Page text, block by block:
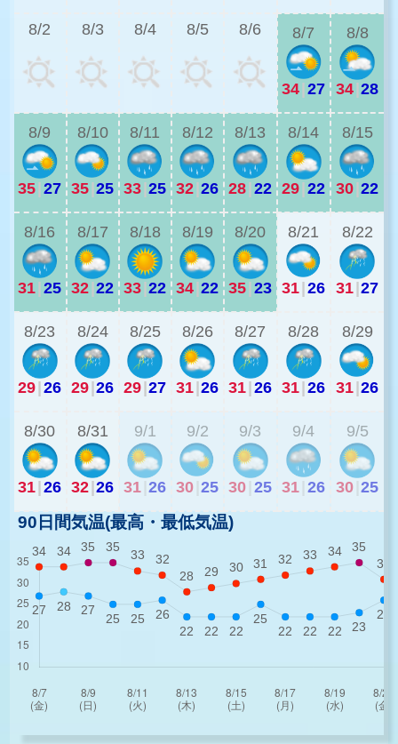
8/2 8/3 8/4 8/5 8/6 8/7
34 27
8/8
34 28
8/9
35 27
8/10
35 25
8/11
33 25
8/12
32 26
8/13
28 22
8/14
29 22
8/15
30 22
8/16
31 25
8/17
32 22
8/18
33 22
8/19
34 22
8/20
35 23
8/21
31 26
8/22
31 27
8/23
29 26
8/24
29 26
8/25
29 27
8/26
31 26
8/27
31 26
8/28
31 26
8/29
31 26
8/30
31 26
8/31
32 26
9/1
31 26
9/2
30 25
9/3
30 25
9/4
31 26
9/5
30 25
90日間気温(最高・最低気温)